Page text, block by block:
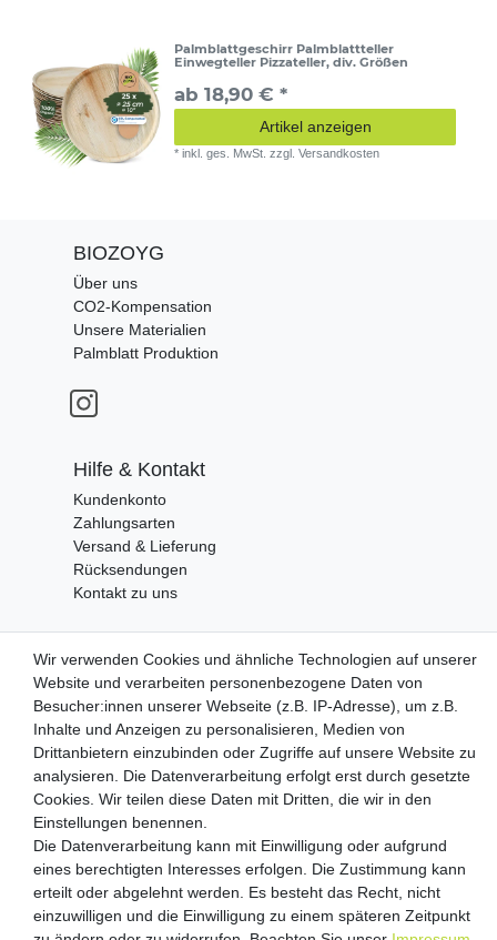
Palmblattgeschirr Palmblattteller
Einwegteller Pizzateller, div. Größen
ab 18,90 € *
Artikel anzeigen
*inkl. ges. MwSt. zzgl.Versandkosten
BIOZOYG
Über uns
CO2-Kompensation
Unsere Materialien
Palmblatt Produktion
Hilfe & Kontakt
Kundenkonto
Zahlungsarten
Versand & Lieferung
Rücksendungen
Kontakt zu uns
Zahlungsanbieter
Versandpartner
Wir verwenden Cookies und ähnliche Technologien auf unserer
Website und verarbeiten personenbezogene Daten von
Besucher:innen unserer Webseite (z.B. IP-Adresse), um z.B.
Inhalte und Anzeigen zu personalisieren, Medien von
Drittanbietern einzubinden oder Zugriffe auf unsere Website zu
analysieren. Die Datenverarbeitung erfolgt erst durch gesetzte
Cookies. Wir teilen diese Daten mit Dritten, die wir in den
Einstellungen benennen.
Die Datenverarbeitung kann mit Einwilligung oder aufgrund
eines berechtigten Interesses erfolgen. Die Zustimmung kann
erteilt oder abgelehnt werden. Es besteht das Recht, nicht
einzuwilligen und die Einwilligung zu einem späteren Zeitpunkt